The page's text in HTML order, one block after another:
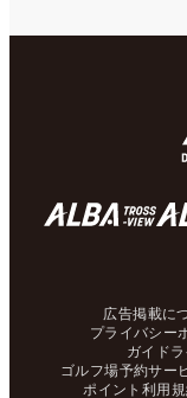
広告掲載に
プライバシー
ガイド
ゴルフ場予約サー
ポイント利用